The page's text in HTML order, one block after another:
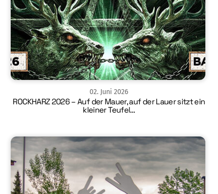
02. Juni 2026
ROCKHARZ 2026 – Auf der Mauer, auf der Lauer sitzt ein
kleiner Teufel…